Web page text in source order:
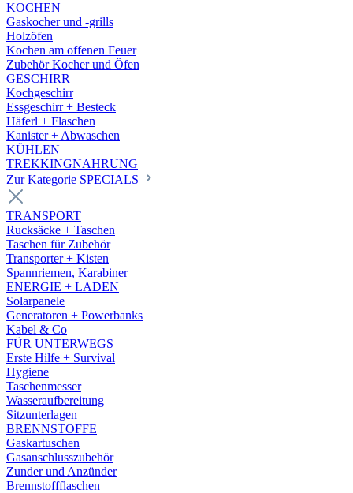
KOCHEN
Gaskocher und -grills
Holzöfen
Kochen am offenen Feuer
Zubehör Kocher und Öfen
GESCHIRR
Kochgeschirr
Essgeschirr + Besteck
Häferl + Flaschen
Kanister + Abwaschen
KÜHLEN
TREKKINGNAHRUNG
Zur Kategorie SPECIALS
TRANSPORT
Rucksäcke + Taschen
Taschen für Zubehör
Transporter + Kisten
Spannriemen, Karabiner
ENERGIE + LADEN
Solarpanele
Generatoren + Powerbanks
Kabel & Co
FÜR UNTERWEGS
Erste Hilfe + Survival
Hygiene
Taschenmesser
Wasseraufbereitung
Sitzunterlagen
BRENNSTOFFE
Gaskartuschen
Gasanschlusszubehör
Zunder und Anzünder
Brennstoffflaschen